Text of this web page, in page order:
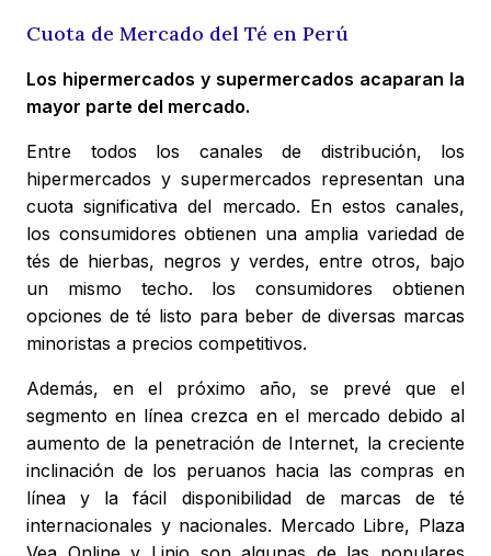
Cuota de Mercado del Té en Perú
Los hipermercados y supermercados acaparan la
mayor parte del mercado.
Entre todos los canales de distribución, los
hipermercados y supermercados representan una
cuota significativa del mercado. En estos canales,
los consumidores obtienen una amplia variedad de
tés de hierbas, negros y verdes, entre otros, bajo
un mismo techo. los consumidores obtienen
opciones de té listo para beber de diversas marcas
minoristas a precios competitivos.
Además, en el próximo año, se prevé que el
segmento en línea crezca en el mercado debido al
aumento de la penetración de Internet, la creciente
inclinación de los peruanos hacia las compras en
línea y la fácil disponibilidad de marcas de té
internacionales y nacionales. Mercado Libre, Plaza